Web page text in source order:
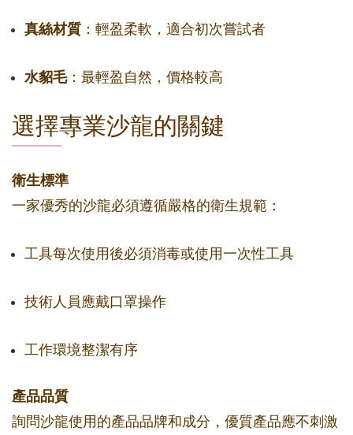
真絲材質 ：輕盈柔軟，適合初次嘗試者
水貂毛：最輕盈自然，價格較高
選擇專業沙龍的關鍵
衛生標準
一家優秀的沙龍必須遵循嚴格的衛生規範：
工具每次使用後必須消毒或使用一次性工具
技術人員應戴口罩操作
工作環境整潔有序
產品品質
詢問沙龍使用的產品品牌和成分，優質產品應不刺激